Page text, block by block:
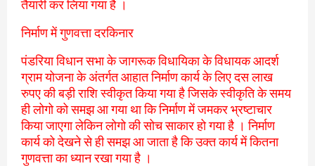
तैयारी कर लिया गया है ।
निर्माण में गुणवत्ता दरकिनार
पंडरिया विधान सभा के जागरूक विधायिका के विधायक आदर्श
ग्राम योजना के अंतर्गत आहात निर्माण कार्य के लिए दस लाख
रुपए की बड़ी राशि स्वीकृत किया गया है जिसके स्वीकृति के समय
ही लोगो को समझ आ गया था कि निर्माण में जमकर भ्रष्टाचार
किया जाएगा लेकिन लोगो की सोच साकार हो गया है । निर्माण
कार्य को देखने से ही समझ आ जाता है कि उक्त कार्य में कितना
गुणवत्ता का ध्यान रखा गया है ।